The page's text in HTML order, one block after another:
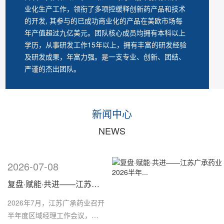
业化生产工作，领衔了多项控缓释创新药产品和技术
的开发, 其参与的已成功商业化的产品在美欧市场每
年产值超过九亿美元。团队核心成员均拥有本科以上
学历，从事研发工作15年以上，拥有丰富的研发经验
及研发成果，年富力强。是一支专业、创新、团结、
严谨的杰出团队。
新闻中心
NEWS
2026-07-08
复盘·赋能·共进——江苏广承药业2026半年...
2026年7月，江苏广承药业召开
半年度区域经理工作会议，围